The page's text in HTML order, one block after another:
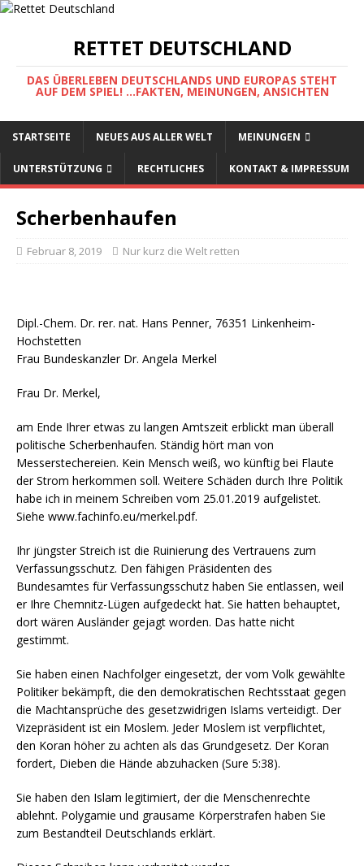
RETTET DEUTSCHLAND
DAS ÜBERLEBEN DEUTSCHLANDS UND EUROPAS STEHT
AUF DEM SPIEL! ...FAKTEN, MEINUNGEN, ANSICHTEN
STARTSEITE NEUES AUS ALLER WELT MEINUNGEN
UNTERSTÜTZUNG RECHTLICHES KONTAKT & IMPRESSUM
Scherbenhaufen
Februar 8, 2019 Nur kurz die Welt retten
Dipl.-Chem. Dr. rer. nat. Hans Penner, 76351 Linkenheim-
Hochstetten
Frau Bundeskanzler Dr. Angela Merkel
Frau Dr. Merkel,
am Ende Ihrer etwas zu langen Amtszeit erblickt man überall
politische Scherbenhaufen. Ständig hört man von
Messerstechereien. Kein Mensch weiß, wo künftig bei Flaute
der Strom herkommen soll. Weitere Schäden durch Ihre Politik
habe ich in meinem Schreiben vom 25.01.2019 aufgelistet.
Siehe www.fachinfo.eu/merkel.pdf.
Ihr jüngster Streich ist die Ruinierung des Vertrauens zum
Verfassungsschutz. Den fähigen Präsidenten des
Bundesamtes für Verfassungsschutz haben Sie entlassen, weil
er Ihre Chemnitz-Lügen aufgedeckt hat. Sie hatten behauptet,
dort wären Ausländer gejagt worden. Das hatte nicht
gestimmt.
Sie haben einen Nachfolger eingesetzt, der vom Volk gewählte
Politiker bekämpft, die den demokratischen Rechtsstaat gegen
die Machtansprüche des gesetzwidrigen Islams verteidigt. Der
Vizepräsident ist ein Moslem. Jeder Moslem ist verpflichtet,
den Koran höher zu achten als das Grundgesetz. Der Koran
fordert, Dieben die Hände abzuhacken (Sure 5:38).
Sie haben den Islam legitimiert, der die Menschenrechte
ablehnt. Polygamie und grausame Körperstrafen haben Sie
zum Bestandteil Deutschlands erklärt.